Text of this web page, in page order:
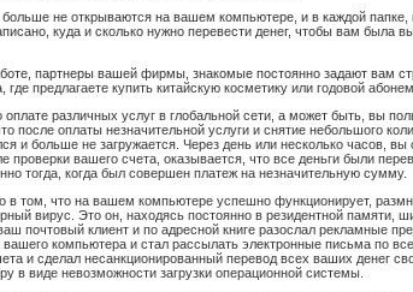
не открываются на вашем компьютере, и в каждой папке,
куда и сколько нужно перевести денег, чтобы вам была
партнеры вашей фирмы, знакомые постоянно задают вам
предлагаете купить китайскую косметику или годовой
различных услуг в глобальной сети, а может быть, вы
после оплаты незначительной услуги и снятие небольшого
и больше не загружается. Через день или несколько часов,
вашего счета, оказывается, что все деньги были
тогда, когда был совершен платеж на незначительную сумму.
в том, что на вашем компьютере успешно функционирует,
вирус. Это он, находясь постоянно в резидентной
почтовый клиент и по адресной книге разослал рекламные
вашего компьютера и стал рассылать электронные письма по
и сделал несанкционированный перевод всех ваших денег
в виде невозможности загрузки операционной системы.